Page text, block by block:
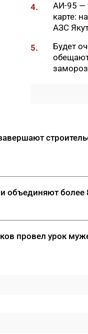
ВТБ:
образ
4.
АИ-95 —
карте:
АЗС
5.
Будет
объединяют более
провел урок